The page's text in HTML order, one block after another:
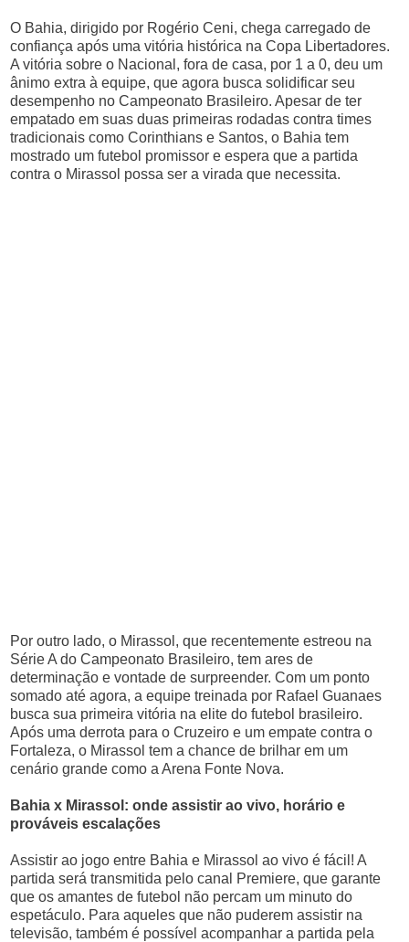
O Bahia, dirigido por Rogério Ceni, chega carregado de
confiança após uma vitória histórica na Copa Libertadores.
A vitória sobre o Nacional, fora de casa, por 1 a 0, deu um
ânimo extra à equipe, que agora busca solidificar seu
desempenho no Campeonato Brasileiro. Apesar de ter
empatado em suas duas primeiras rodadas contra times
tradicionais como Corinthians e Santos, o Bahia tem
mostrado um futebol promissor e espera que a partida
contra o Mirassol possa ser a virada que necessita.
Por outro lado, o Mirassol, que recentemente estreou na
Série A do Campeonato Brasileiro, tem ares de
determinação e vontade de surpreender. Com um ponto
somado até agora, a equipe treinada por Rafael Guanaes
busca sua primeira vitória na elite do futebol brasileiro.
Após uma derrota para o Cruzeiro e um empate contra o
Fortaleza, o Mirassol tem a chance de brilhar em um
cenário grande como a Arena Fonte Nova.
Bahia x Mirassol: onde assistir ao vivo, horário e
prováveis escalações
Assistir ao jogo entre Bahia e Mirassol ao vivo é fácil! A
partida será transmitida pelo canal Premiere, que garante
que os amantes de futebol não percam um minuto do
espetáculo. Para aqueles que não puderem assistir na
televisão, também é possível acompanhar a partida pela